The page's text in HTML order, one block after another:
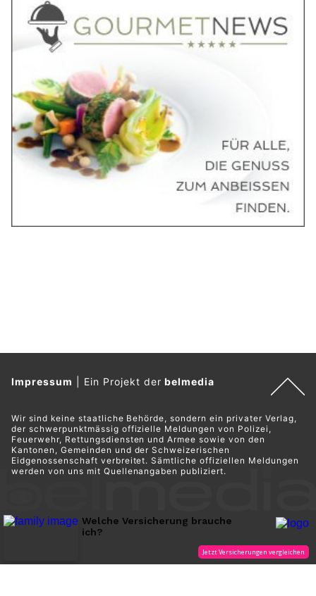
Impressum Ein Projekt derbelmedia
Wir sind keine staatliche Behörde, sondern ein privater Verlag,
der schwerpunktmässig offizielle Meldungen von Polizei,
Feuerwehr, Rettungsdiensten und Armee sowie von den
Kantonen, Gemeinden und der Schweizerischen
Eidgenossenschaft verbreitet. Sämtliche offiziellen Meldungen
werden von uns mit Quellenangaben publiziert.